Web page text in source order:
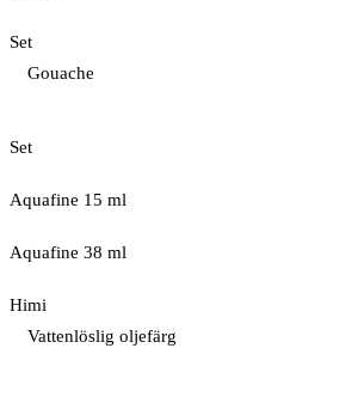
Set
Gouache
Set
Aquafine 15 ml
Aquafine 38 ml
Himi
Vattenlöslig oljefärg